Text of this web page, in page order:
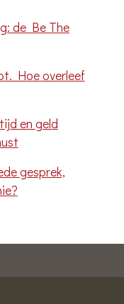
de Be The
Hoe overleef
en geld
gesprek,